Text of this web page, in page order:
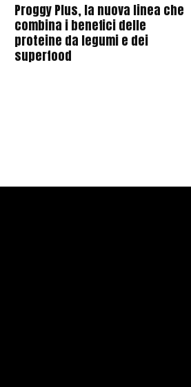
Proggy Plus, la nuova linea che
combina i benefici delle
proteine da legumi e dei
superfood